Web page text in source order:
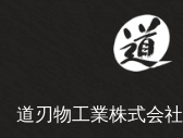
道刃物工業株式会社